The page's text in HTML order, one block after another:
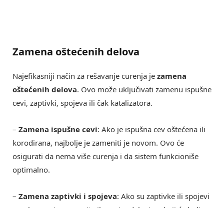
Zamena oštećenih delova
Najefikasniji način za rešavanje curenja je zamena
oštećenih delova. Ovo može uključivati zamenu ispušne
cevi, zaptivki, spojeva ili čak katalizatora.
– Zamena ispušne cevi: Ako je ispušna cev oštećena ili
korodirana, najbolje je zameniti je novom. Ovo će
osigurati da nema više curenja i da sistem funkcioniše
optimalno.
– Zamena zaptivki i spojeva: Ako su zaptivke ili spojevi